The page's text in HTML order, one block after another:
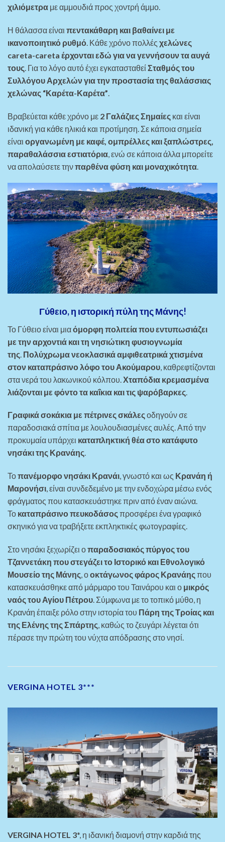
χιλιόμετρα με αμμουδιά προς χοντρή άμμο.
Η θάλασσα είναι πεντακάθαρη και βαθαίνει με
ικανοποιητικό ρυθμό. Κάθε χρόνο πολλές χελώνες
careta-careta έρχονται εδώ για να γεννήσουν τα αυγά
τους. Για το λόγο αυτό έχει εγκατασταθείΣταθμός του
Συλλόγου Αρχελών για την προστασία της θαλάσσιας
χελώνας “Καρέτα-Καρέτα”.
Βραβεύεται κάθε χρόνο με 2 Γαλάζιες Σημαίες και είναι
ιδανική για κάθε ηλικιά και προτίμηση. Σε κάποια σημεία
είναι οργανωμένη με καφέ, ομπρέλλες και ξαπλώστρες,
παραθαλάσσια εστιατόρια , ενώ σε κάποια άλλα μπορείτε
να απολαύσετε τηνπαρθένα φύση και μοναχικότητα
Γύθειο, η ιστορική πύλη της Μάνης!
Το Γύθειο είναι μιαόμορφη πολιτεία που εντυπωσιάζει
με την αρχοντιά και τη νησιώτικη φυσιογνωμία
της Πολύχρωμα νεοκλασικά αμφιθεατρικά χτισμένα
στον καταπράσινο λόφο του Ακούμαρου , καθρεφτίζονται
στα νερά του λακωνικού κόλπου. Χταπόδια κρεμασμένα
λιάζονται με φόντο τα καΐκια και τις ψαρόβαρκες
Γραφικά σοκάκια με πέτρινες σκάλεςοδηγούν σε
παραδοσιακά σπίτια με λουλουδιασμένες αυλές. Από την
προκυμαία υπάρχει καταπληκτική θέα στο κατάφυτο
νησάκι της Κρανάης.
Τοπανέμορφο νησάκι Κρανάι, γνωστό και ως Κρανάη ή
Μαρονήσι, είναι συνδεδεμένο με την ενδοχώρα μέσω ενός
φράγματος που κατασκευάστηκε πριν από έναν αιώνα.
Το καταπράσινο πευκοδάσοςπροσφέρει ένα γραφικό
σκηνικό για να τραβήξετε εκπληκτικές φωτογραφίες.
Στο νησάκι ξεχωρίζει οπαραδοσιακός πύργος του
Τζαννετάκη που στεγάζει το Ιστορικό και Εθνολογικό
Μουσείο της Μάνης, οοκτάγωνος φάρος Κρανάηςπου
κατασκευάσθηκε από μάρμαρο του Ταινάρου και ο μικρός
ναός του Αγίου Πέτρου. Σύμφωνα με το τοπικό μύθο, η
Κρανάη έπαιξε ρόλο στην ιστορία του Πάρη της Τροίας και
της Ελένης της Σπάρτης, καθώς το ζευγάρι λέγεται ότι
πέρασε την πρώτη του νύχτα απόδρασης στο νησί.
VERGINA HOTEL 3***
VERGINA HOTEL 3*, η ιδανική διαμονή στην καρδιά της